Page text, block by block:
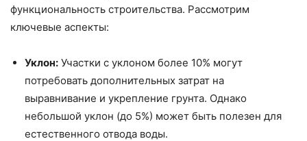
функциональность строительства. Рассмотрим
ключевые аспекты:
Уклон: Участки с уклоном более 10% могут
потребовать дополнительных затрат на
выравнивание и укрепление грунта. Однако
небольшой уклон (до 5%) может быть полезен для
естественного отвода воды.